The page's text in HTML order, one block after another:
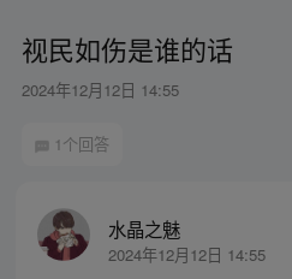
视民如伤是谁的话
2024年12月12日 14:55
1个回答
水晶之魅
2024年12月12日 14:55